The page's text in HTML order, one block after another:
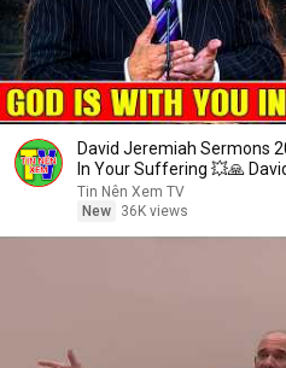
David Jeremiah Sermons
In Your Suffering 💥🙏
Tin Nên Xem TV
New
36K views